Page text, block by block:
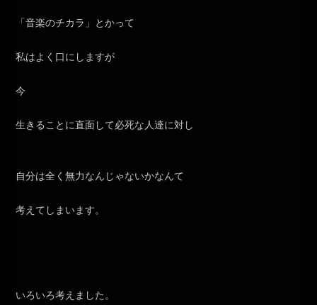
「音楽のチカラ」とかって
私はよく口にしますが
今
生きることに直面して必死な人達に対し
自分は全く無力なんじゃないかなんて
考えてしまいます。
いろいろ考えました。